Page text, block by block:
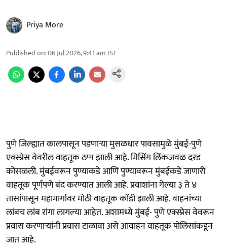
Priya More
Published on:06 Jul 2026, 9:41 am IST
पुणे जिल्ह्यात कालपासून पडणाऱ्या मुसळधार पावसामुळे मुंबई-पुणे
एक्स्प्रेस वेवरील वाहतूक ठप्प झाली आहे. मिसिंग लिंकजवळ दरड
कोसळली. मुंबईवरून पुण्याकडे आणि पुण्यावरून मुंबईकडे जाणारी
वाहतूक पूर्णपणे बंद करण्यात आली आहे. प्रवाशांना गेल्या ३ ते ४
तासांपासून महामार्गावर मोठी वाहतूक कोंडी झाली आहे. वाहनांच्या
लांबच लांब रांगा लागल्या आहेत. अशामध्ये मुंबई- पुणे एक्स्प्रेस वेवरून
प्रवास करणाऱ्यांनी प्रवास टाळावा असे आवाहन वाहतूक पोलिसांकडून
जात आहे.